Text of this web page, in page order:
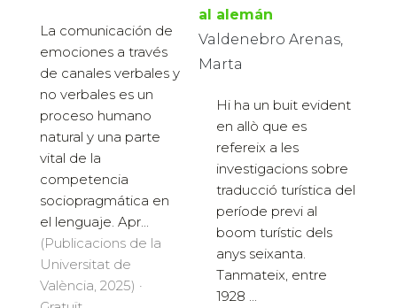
La comunicación de
emociones a través
de canales verbales y
no verbales es un
proceso humano
natural y una parte
vital de la
competencia
sociopragmática en
el lenguaje. Apr...
(Publicacions de la
Universitat de
València, 2025) ·
al alemán
Valdenebro Arenas,
Marta
Hi ha un buit evident
en allò que es
refereix a les
investigacions sobre
traducció turística del
període previ al
boom turístic dels
anys seixanta.
Tanmateix, entre
1928 ...